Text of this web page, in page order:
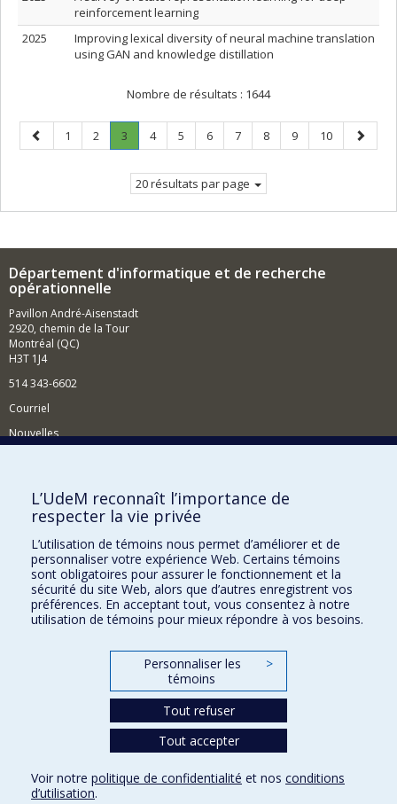
reinforcement learning
2025
Improving lexical diversity of neural machine translation
using GAN and knowledge distillation
Nombre de résultats : 1644
Page
précédente
Page
1 Page
2 Page
3
Page
Page
4 Page
5 Page
6 Page
7 Page
8 Page
9 Page
10
Page
20 résultats par page
Département d'informatique et de recherche
opérationnelle
Pavillon André-Aisenstadt
2920, chemin de la Tour
Montréal (QC)
H3T 1J4
514 343-6602
Courriel
Nouvelles
Comment soutenir le Département?
BESOIN D'AIDE?
Plan du site
Signaler une erreur
Accessibilité
FACULTÉ DES ARTS ET DES SCIENCES
Nos départements et écoles
Conditions d’utilisation
L’UdeM reconnaît l’importance de
respecter la vie privée
L’utilisation de témoins nous permet d’améliorer et de
personnaliser votre expérience Web. Certains témoins
sont obligatoires pour assurer le fonctionnement et la
sécurité du site Web, alors que d’autres enregistrent vos
préférences. En acceptant tout, vous consentez à notre
utilisation de témoins pour mieux répondre à vos besoins.
Personnaliser les
témoins
>
Tout refuser
Tout accepter
Voir notre politique de confidentialité et nos conditions
d’utilisation.